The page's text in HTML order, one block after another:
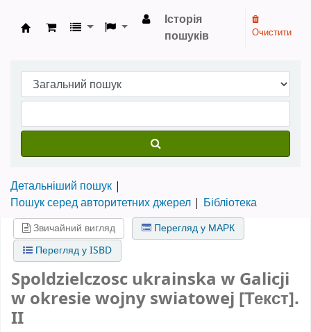
Бібліотека НТШ › Електронний каталог
Історія
пошуків
Очистити
Детальніший пошук
Пошук серед авторитетних джерел
Бібліотека
Звичайний вигляд
Перегляд у МАРК
Перегляд у ISBD
Spoldzielczosc ukrainska w Galicji
w okresie wojny swiatowej [Текст].
II